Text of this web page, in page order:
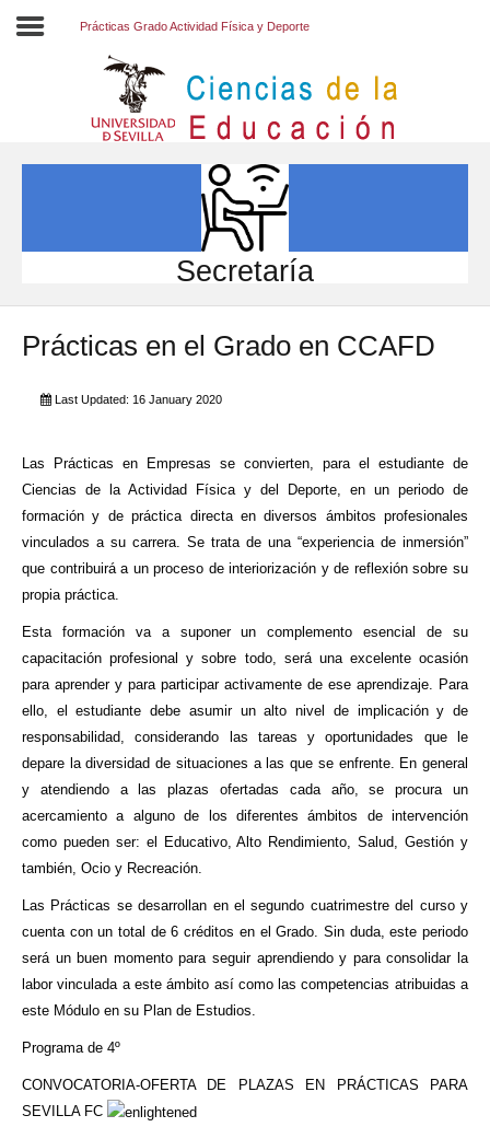
INVESTIGACIÓN
INTERNACIONAL
Directorio FCCE
Prácticas Grado Actividad Física y Deporte
Secretaría
Prácticas en el Grado en CCAFD
Last Updated: 16 January 2020
Las Prácticas en Empresas se convierten, para el estudiante de
Ciencias de la Actividad Física y del Deporte, en un periodo de
formación y de práctica directa en diversos ámbitos profesionales
vinculados a su carrera. Se trata de una “experiencia de inmersión”
que contribuirá a un proceso de interiorización y de reflexión sobre su
propia práctica.
Esta formación va a suponer un complemento esencial de su
capacitación profesional y sobre todo, será una excelente ocasión
para aprender y para participar activamente de ese aprendizaje. Para
ello, el estudiante debe asumir un alto nivel de implicación y de
responsabilidad, considerando las tareas y oportunidades que le
depare la diversidad de situaciones a las que se enfrente. En general
y atendiendo a las plazas ofertadas cada año, se procura un
acercamiento a alguno de los diferentes ámbitos de intervención
como pueden ser: el Educativo, Alto Rendimiento, Salud, Gestión y
también, Ocio y Recreación.
Las Prácticas se desarrollan en el segundo cuatrimestre del curso y
cuenta con un total de 6 créditos en el Grado. Sin duda, este periodo
será un buen momento para seguir aprendiendo y para consolidar la
labor vinculada a este ámbito así como las competencias atribuidas a
este Módulo en su Plan de Estudios.
Programa de 4º
CONVOCATORIA-OFERTA DE PLAZAS EN PRÁCTICAS PARA
SEVILLA FC